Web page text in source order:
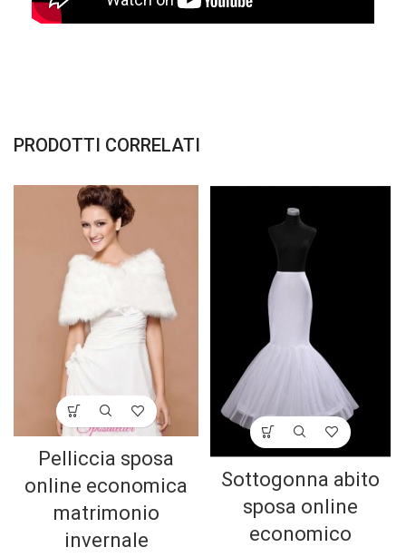
PRODOTTI CORRELATI
Pelliccia sposa
online economica
matrimonio
invernale
Sottogonna abito
sposa online
economico